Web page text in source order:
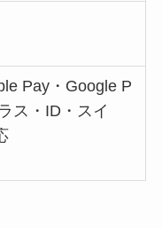
Pay・Google P
ス・ID・スイ